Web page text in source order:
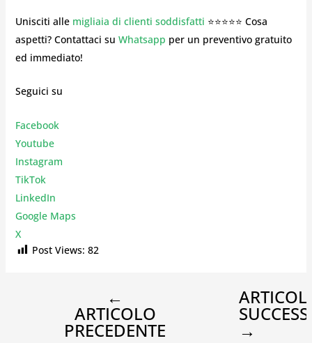
Unisciti alle migliaia di clienti soddisfatti ⭐⭐⭐⭐⭐ Cosa
aspetti? Contattaci su Whatsapp per un preventivo gratuito
ed immediato!
Seguici su
Facebook
Youtube
Instagram
TikTok
LinkedIn
Google Maps
X
Post Views: 82
←
ARTICOLO
PRECEDENTE →